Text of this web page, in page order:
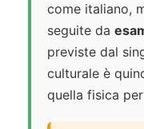
come italiano,
seguite da
previste dal
culturale è
quella fisica